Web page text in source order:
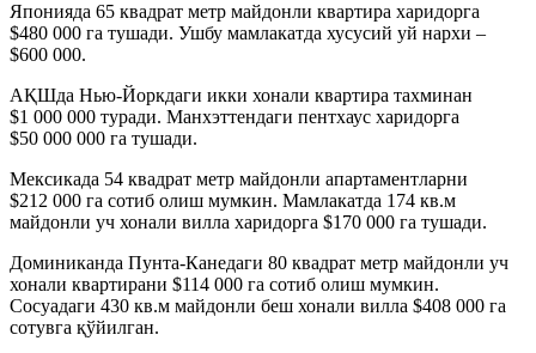
Японияда 65 квадрат метр майдонли квартира харидорга
$480 000 га тушади. Ушбу мамлакатда хусусий уй нархи –
$600 000.
АҚШда Нью-Йоркдаги икки хонали квартира тахминан
$1 000 000 туради. Манхэттендаги пентхаус харидорга
$50 000 000 га тушади.
Мексикада 54 квадрат метр майдонли апартаментларни
$212 000 га сотиб олиш мумкин. Мамлакатда 174 кв.м
майдонли уч хонали вилла харидорга $170 000 га тушади.
Доминиканда Пунта-Канедаги 80 квадрат метр майдонли уч
хонали квартирани $114 000 га сотиб олиш мумкин.
Сосуадаги 430 кв.м майдонли беш хонали вилла $408 000 га
сотувга қўйилган.